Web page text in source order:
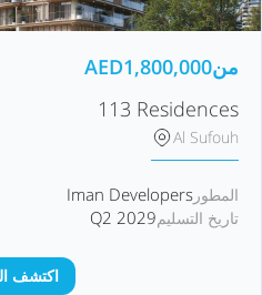
من AED1,800,000
113 Residences
Al Sufouh
المطور Iman Developers
تاريخ التسليمQ2 2029
اكتشف